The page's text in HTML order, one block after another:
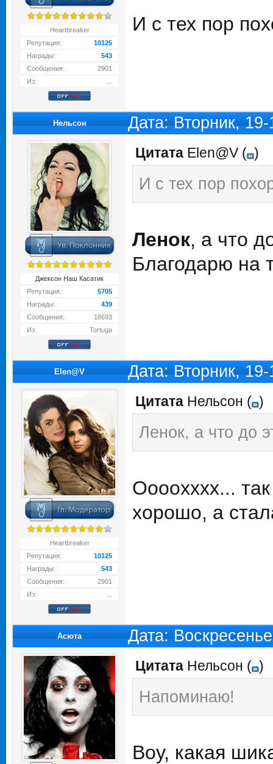
Heartbreaker
Репутация:
10125
Награды:
543
Сообщения:
2901
Из:
И с тех пор
Нельсон Дата: Вторник,
Джексон Наш Касатик
Репутация:
5705
Награды:
439
Сообщения:
18693
Из:
Tortuga
Цитата Elen@V ( )
И с тех пор
Ленок, а что
Благодарю на
Elen@V Дата: Вторник,
Heartbreaker
Репутация:
10125
Награды:
543
Сообщения:
2901
Из:
Цитата Нельсон ( )
Ленок, а что до
Оооохххх...
хорошо, а
Асюта Дата:
Цитата Нельсон ( )
Напоминаю!
Воу, какая